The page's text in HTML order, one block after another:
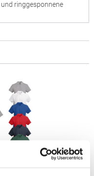
ringgesponnene